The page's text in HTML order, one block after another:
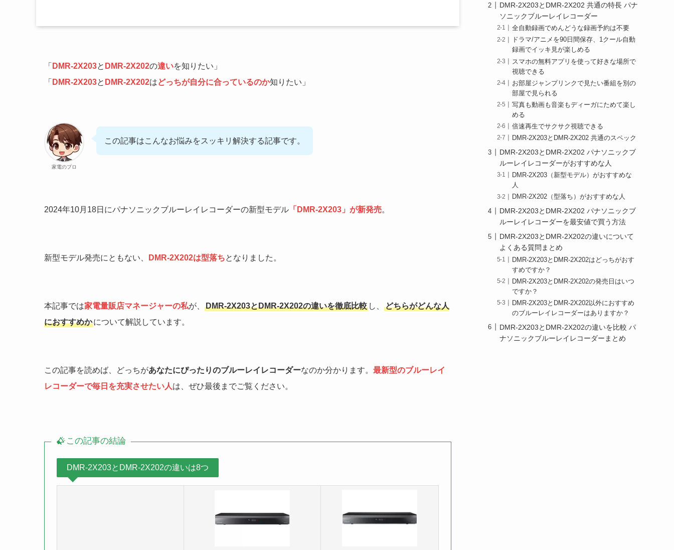
「 DMR-2X203と DMR-2X202の違いを知りたい」
「 DMR-2X203と DMR-2X202はどっちが自分に合っているのか知りたい」
家電のプロ
この記事はこんなお悩みをスッキリ解決する記事です。
2024年10月18日にパナソニックブルーレイレコーダーの新型モデル 「DMR-2X203」が新発売。
新型モデル発売にともない、 DMR-2X202は型落ちとなりました。
本記事では家電量販店マネージャーの私が、 DMR-2X203とDMR-2X202の違いを徹底比較 し、
どちらがどんな人
におすすめかについて解説しています。
この記事を読めば、どっちがあなたにぴったりのブルーレイレコーダーなのか分かります。 最新型のブルーレイ
レコーダーで毎日を充実させたい人は、ぜひ最後までご覧ください。
この記事の結論
DMR-2X203とDMR-2X202の違いは8つ
DMR-2X203とDMR-2X202 共通の特長 パナ
ソニックブルーレイレコーダー
全自動録画でめんどうな録画予約は不要
ドラマ/アニメを90日間保存、1クール自動
録画でイッキ見が楽しめる
スマホの無料アプリを使って好きな場所で
視聴できる
お部屋ジャンプリンクで見たい番組を別の
部屋で見られる
写真も動画も音楽もディーガにためて楽し
める
倍速再生でサクサク視聴できる
DMR-2X203とDMR-2X202 共通のスペック
DMR-2X203とDMR-2X202 パナソニックブ
ルーレイレコーダーがおすすめな人
DMR-2X203（新型モデル）がおすすめな
人
DMR-2X202（型落ち）がおすすめな人
DMR-2X203とDMR-2X202 パナソニックブ
ルーレイレコーダーを最安値で買う方法
DMR-2X203とDMR-2X202の違いについて
よくある質問まとめ
DMR-2X203とDMR-2X202はどっちがおす
すめですか？
DMR-2X203とDMR-2X202の発売日はいつ
ですか？
DMR-2X203とDMR-2X202以外におすすめ
のブルーレイレコーダーはありますか？
DMR-2X203とDMR-2X202の違いを比較 パ
ナソニックブルーレイレコーダーまとめ